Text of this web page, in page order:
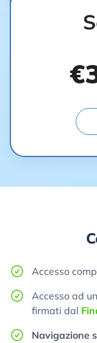
Accesso
Accesso ad
firmati dal
Navigazione